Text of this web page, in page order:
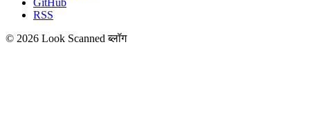
RSS
© 2026 Look Scanned ब्लॉग